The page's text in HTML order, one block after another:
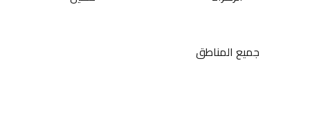
جميع المناطق